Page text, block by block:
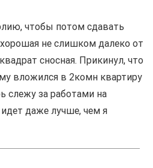
чтобы потом сдавать
не слишком далеко от
сносная. Прикинул, что
вложился в 2комн квартиру
слежу за работами на
даже лучше, чем я